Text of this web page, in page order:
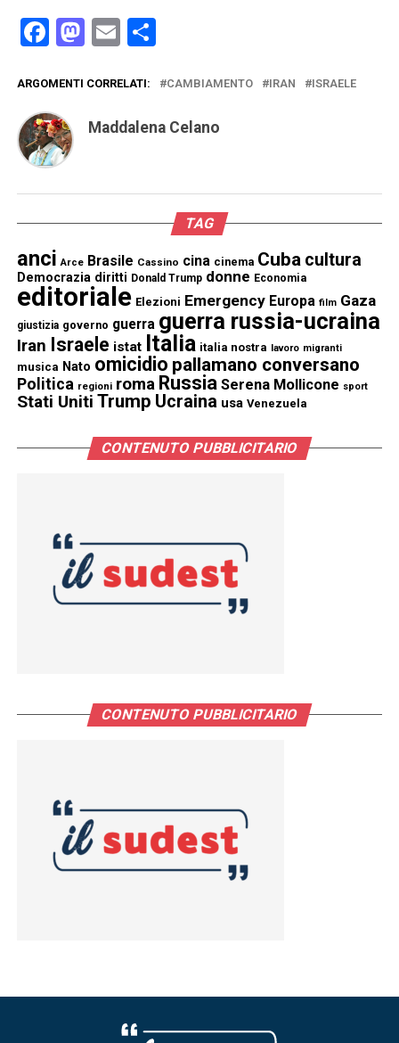
Facebook
Mastodon
EmailCondividi
ARGOMENTI CORRELATI: CAMBIAMENTO IRAN ISRAELE
Maddalena Celano
TAG
anci Arce Brasile Cassino cina cinema Cuba cultura
Democrazia diritti Donald Trump donne Economia
editoriale Elezioni Emergency Europa film Gaza
giustizia governo guerra guerra russia-ucraina
Iran Israele istat Italia italia nostra lavoro migranti
musica Nato omicidio pallamano conversano
Politica regioni roma Russia Serena Mollicone sport
Stati Uniti Trump Ucraina usa Venezuela
CONTENUTO PUBBLICITARIO
CONTENUTO PUBBLICITARIO